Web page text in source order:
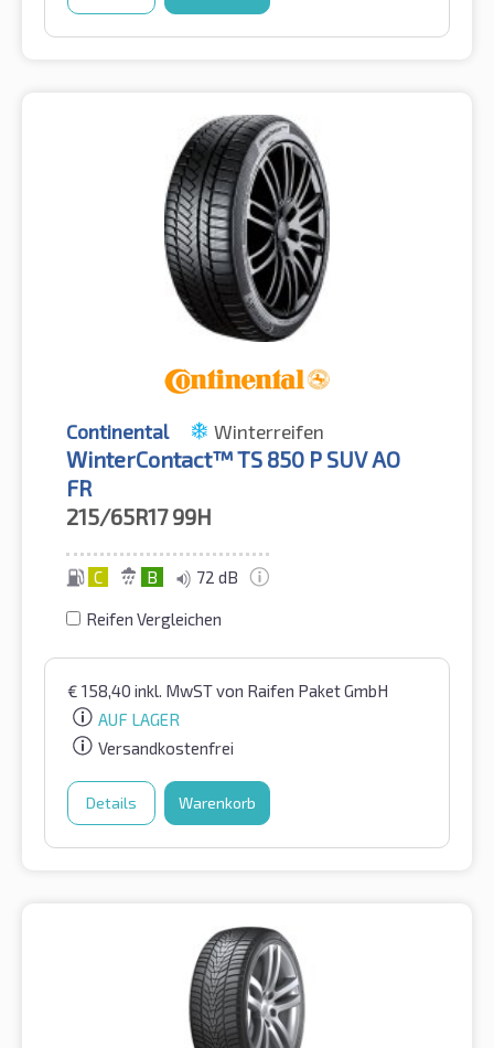
Continental Winterreifen
WinterContact™ TS 850 P SUV AO
FR
215/65R17 99H
C B 72 dB
Reifen Vergleichen
€ 158,40 inkl. MwSTvon Raifen Paket GmbH
AUF LAGER
Versandkostenfrei
Details Warenkorb